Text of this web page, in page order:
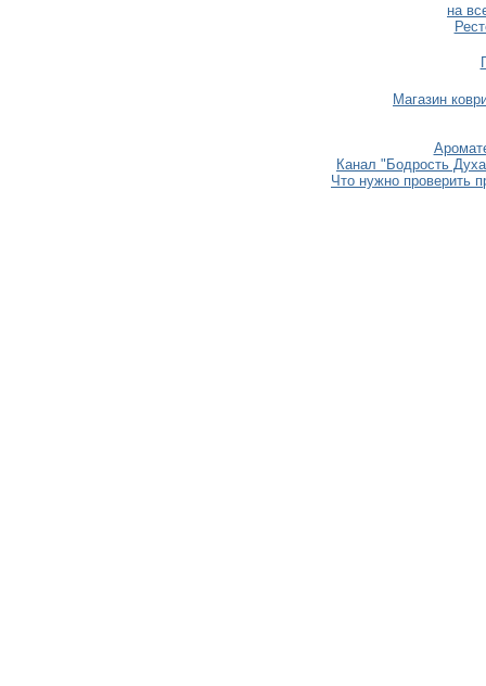
на
Магазин
Канал "Бодрость
Что нужно проверить